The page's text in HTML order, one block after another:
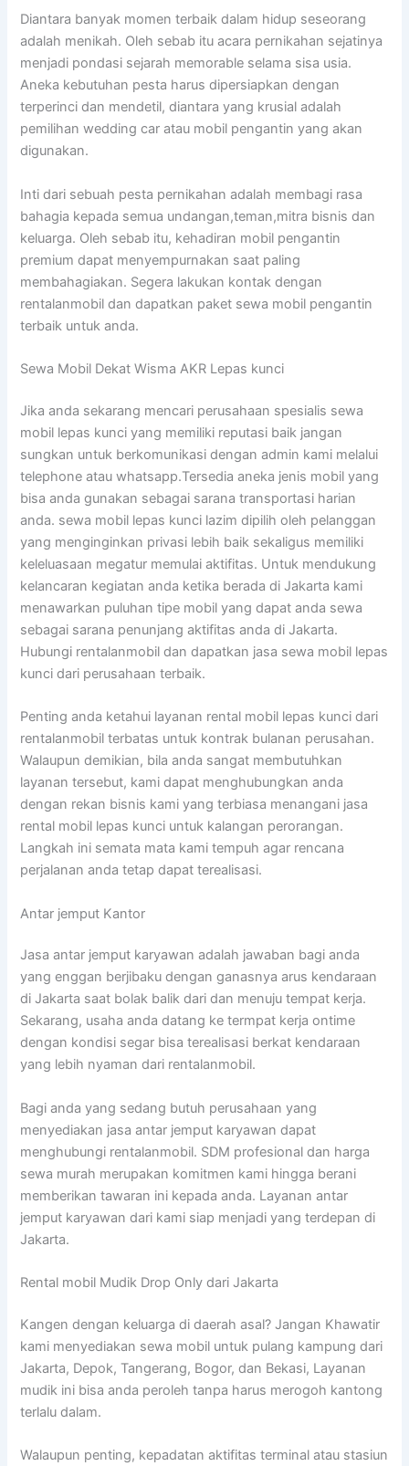
Diantara banyak momen terbaik dalam hidup seseorang
adalah menikah. Oleh sebab itu acara pernikahan sejatinya
menjadi pondasi sejarah memorable selama sisa usia.
Aneka kebutuhan pesta harus dipersiapkan dengan
terperinci dan mendetil, diantara yang krusial adalah
pemilihan wedding car atau mobil pengantin yang akan
digunakan.
Inti dari sebuah pesta pernikahan adalah membagi rasa
bahagia kepada semua undangan,teman,mitra bisnis dan
keluarga. Oleh sebab itu, kehadiran mobil pengantin
premium dapat menyempurnakan saat paling
membahagiakan. Segera lakukan kontak dengan
rentalanmobil dan dapatkan paket sewa mobil pengantin
terbaik untuk anda.
Sewa Mobil Dekat Wisma AKR Lepas kunci
Jika anda sekarang mencari perusahaan spesialis sewa
mobil lepas kunci yang memiliki reputasi baik jangan
sungkan untuk berkomunikasi dengan admin kami melalui
telephone atau whatsapp.Tersedia aneka jenis mobil yang
bisa anda gunakan sebagai sarana transportasi harian
anda. sewa mobil lepas kunci lazim dipilih oleh pelanggan
yang menginginkan privasi lebih baik sekaligus memiliki
keleluasaan megatur memulai aktifitas. Untuk mendukung
kelancaran kegiatan anda ketika berada di Jakarta kami
menawarkan puluhan tipe mobil yang dapat anda sewa
sebagai sarana penunjang aktifitas anda di Jakarta.
Hubungi rentalanmobil dan dapatkan jasa sewa mobil lepas
kunci dari perusahaan terbaik.
Penting anda ketahui layanan rental mobil lepas kunci dari
rentalanmobil terbatas untuk kontrak bulanan perusahan.
Walaupun demikian, bila anda sangat membutuhkan
layanan tersebut, kami dapat menghubungkan anda
dengan rekan bisnis kami yang terbiasa menangani jasa
rental mobil lepas kunci untuk kalangan perorangan.
Langkah ini semata mata kami tempuh agar rencana
perjalanan anda tetap dapat terealisasi.
Antar jemput Kantor
Jasa antar jemput karyawan adalah jawaban bagi anda
yang enggan berjibaku dengan ganasnya arus kendaraan
di Jakarta saat bolak balik dari dan menuju tempat kerja.
Sekarang, usaha anda datang ke termpat kerja ontime
dengan kondisi segar bisa terealisasi berkat kendaraan
yang lebih nyaman dari rentalanmobil.
Bagi anda yang sedang butuh perusahaan yang
menyediakan jasa antar jemput karyawan dapat
menghubungi rentalanmobil. SDM profesional dan harga
sewa murah merupakan komitmen kami hingga berani
memberikan tawaran ini kepada anda. Layanan antar
jemput karyawan dari kami siap menjadi yang terdepan di
Jakarta.
Rental mobil Mudik Drop Only dari Jakarta
Kangen dengan keluarga di daerah asal? Jangan Khawatir
kami menyediakan sewa mobil untuk pulang kampung dari
Jakarta, Depok, Tangerang, Bogor, dan Bekasi, Layanan
mudik ini bisa anda peroleh tanpa harus merogoh kantong
terlalu dalam.
Walaupun penting, kepadatan aktifitas terminal atau stasiun